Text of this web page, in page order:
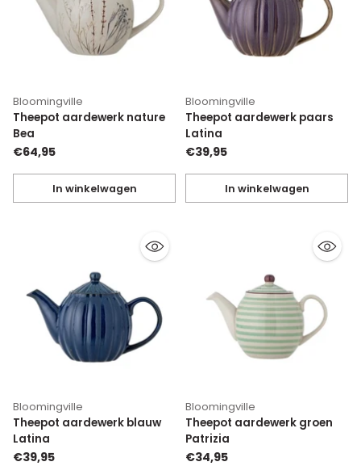
Bloomingville
Theepot aardewerk nature
Bea
€64,95
In winkelwagen
Hoeveelheid
Bloomingville
Theepot aardewerk paars
Latina
€39,95
In winkelwagen
Hoeveelheid
Bloomingville
Theepot aardewerk blauw
Latina
€39,95
Bloomingville
Theepot aardewerk groen
Patrizia
€34,95